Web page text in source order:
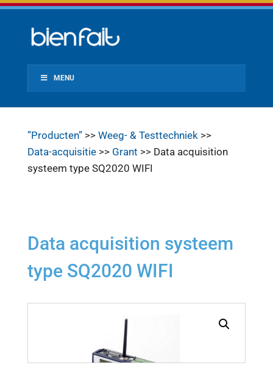
MENU
”Producten”>> Weeg- & Testtechniek>>
Data-acquisitie>> Grant >> Data acquisition
systeem type SQ2020 WIFI
Data acquisition systeem
type SQ2020 WIFI